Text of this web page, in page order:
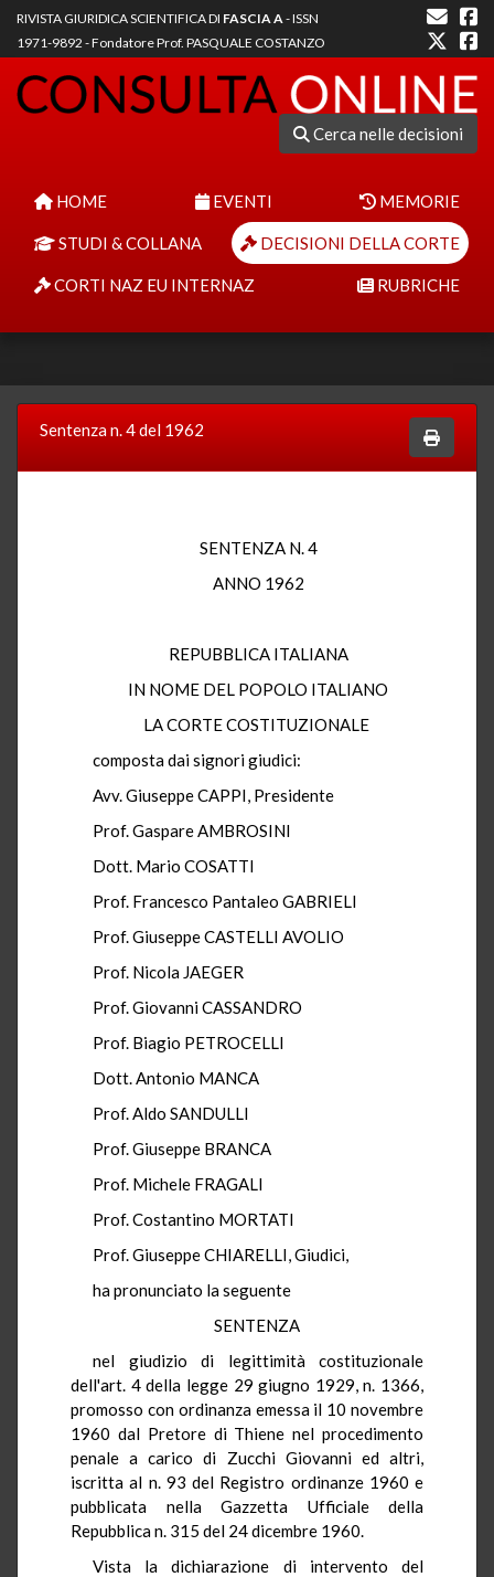
RIVISTA GIURIDICA SCIENTIFICA DI FASCIA A- ISSN
1971-9892 - Fondatore Prof. PASQUALE COSTANZO
Cerca nelle decisioni
HOME EVENTI MEMORIE
STUDI & COLLANA DECISIONI DELLA CORTE
CORTI NAZ EU INTERNAZ RUBRICHE
Sentenza n. 4 del 1962
SENTENZA N. 4
ANNO 1962
REPUBBLICA ITALIANA
IN NOME DEL POPOLO ITALIANO
LA CORTE COSTITUZIONALE
composta dai signori giudici:
Avv. Giuseppe CAPPI, Presidente
Prof. Gaspare AMBROSINI
Dott. Mario COSATTI
Prof. Francesco Pantaleo GABRIELI
Prof. Giuseppe CASTELLI AVOLIO
Prof. Nicola JAEGER
Prof. Giovanni CASSANDRO
Prof. Biagio PETROCELLI
Dott. Antonio MANCA
Prof. Aldo SANDULLI
Prof. Giuseppe BRANCA
Prof. Michele FRAGALI
Prof. Costantino MORTATI
Prof. Giuseppe CHIARELLI, Giudici,
ha pronunciato la seguente
SENTENZA
nel giudizio di legittimità costituzionale
dell'art. 4 della legge 29 giugno 1929, n. 1366,
promosso con ordinanza emessa il 10 novembre
1960 dal Pretore di Thiene nel procedimento
penale a carico di Zucchi Giovanni ed altri,
iscritta al n. 93 del Registro ordinanze 1960 e
pubblicata nella Gazzetta Ufficiale della
Repubblica n. 315 del 24 dicembre 1960.
Vista la dichiarazione di intervento del